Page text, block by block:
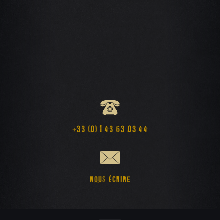
+33 (0) 1 43 63 03 44
NOUS ÉCRIRE